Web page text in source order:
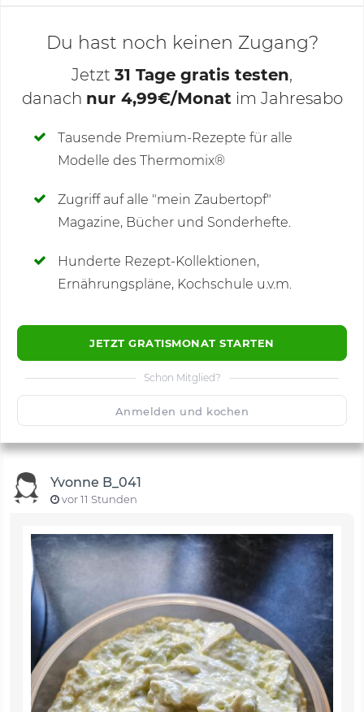
Deine Notizen
Du hast noch keinen Zugang?
Jetzt 31 Tage gratis testen,
danach nur 4,99€/Monat im Jahresabo
Tausende Premium-Rezepte für alle
Modelle des Thermomix®
Zugriff auf alle "mein Zaubertopf"
Magazine, Bücher und Sonderhefte.
Hunderte Rezept-Kollektionen,
Ernährungspläne, Kochschule u.v.m.
JETZT GRATISMONAT STARTEN
Schon Mitglied?
Anmelden und kochen
Kommentare(36)
🙂 Speichern
Yvonne B_041
vor 11 Stunden